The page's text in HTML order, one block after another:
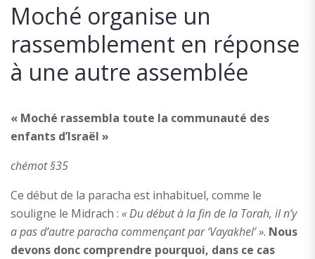
Moché organise un
rassemblement en réponse
à une autre assemblée
« Moché rassembla toute la communauté des
enfants d’Israël »
chémot §35
Ce début de la paracha est inhabituel, comme le
souligne le Midrach : « Du début à la fin de la Torah, il n’y
a pas d’autre paracha commençant par ‘Vayakhel’ ». Nous
devons donc comprendre pourquoi, dans ce cas